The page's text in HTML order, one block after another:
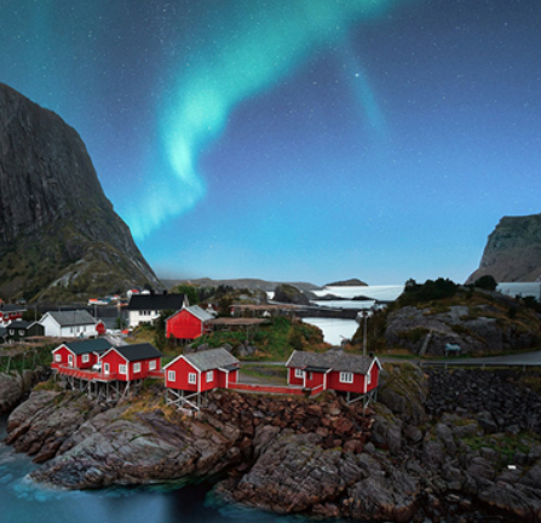
Đảo Lofoten là nơi có truyền thống đánh bắt lâu đời
đẹp “nức lòng người” nên trong danh sách những
được UNESCO công nhận là di sản thiên nhiên thế
cao hơn 1000m. Bạn có thể đi du thuyền trên vịnh để
dê núi trong những ngôi làng ven vịnh.
Bắc Cực
hiện trên bầu trời do tác dụng của các hạt bức xạ mặt
và cực quang Nam Cực tùy thuộc vào vùng cực mà